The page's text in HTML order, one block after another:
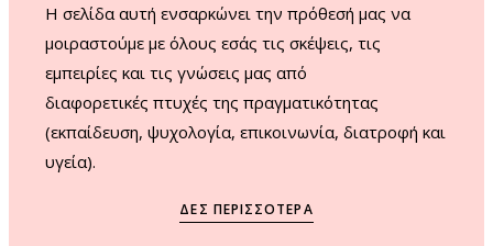
H σελίδα αυτή ενσαρκώνει την πρόθεσή μας να
μοιραστούμε με όλους εσάς τις σκέψεις, τις
εμπειρίες και τις γνώσεις μας από
διαφορετικές πτυχές της πραγματικότητας
(εκπαίδευση, ψυχολογία, επικοινωνία, διατροφή και
υγεία).
ΔΕΣ ΠΕΡΙΣΣΌΤΕΡΑ